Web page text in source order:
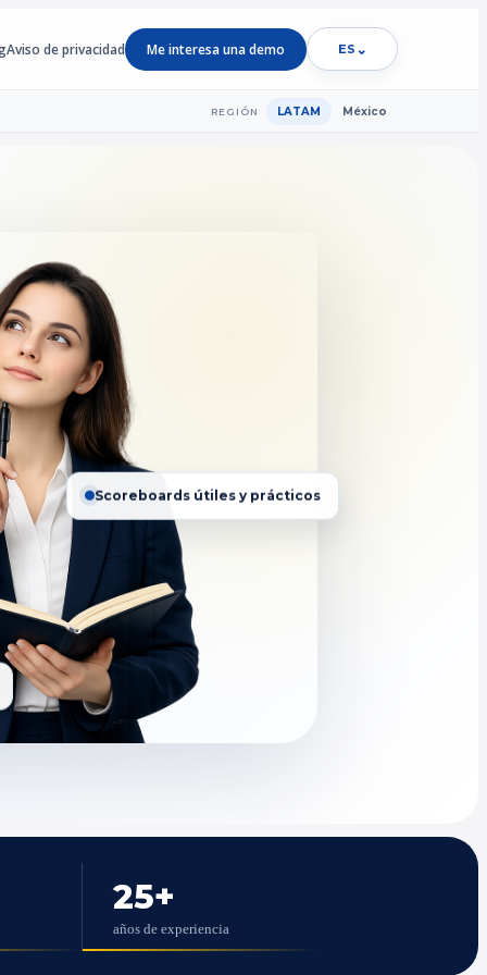
Aviso de privacidad Me interesa una demo ES ⌄
REGIÓN LATAM México
Scoreboards útiles y prácticos
25+
años de experiencia